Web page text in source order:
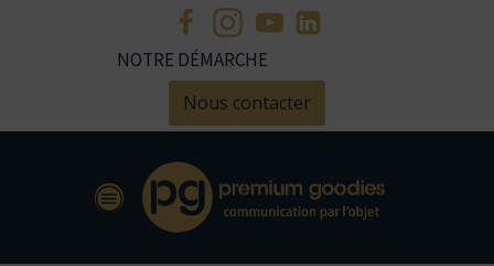
NOTRE DÉMARCHE
Nous contacter